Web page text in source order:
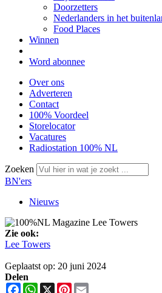
Doorzetters
Nederlanders in het
Food Places
Winnen
Word abonnee
Over ons
Adverteren
Contact
100% Voordeel
Storelocator
Vacatures
Radiostation 100% NL
Zoeken
BN'ers
Nieuws
Zie ook:
Lee Towers
Geplaatst op: 20 juni 2024
Delen
FacebookWhatsApp
X Pinterest